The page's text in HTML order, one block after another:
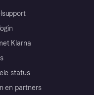
Klarna
status
en partners